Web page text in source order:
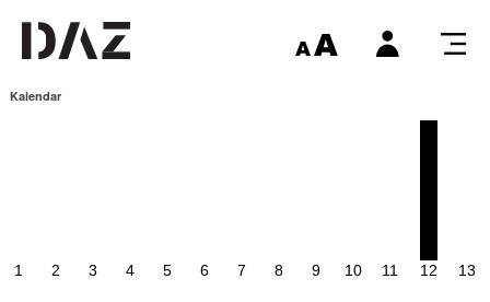
Kalendar
1 2 3 4 5 6 7 8 9 10 11 12 13